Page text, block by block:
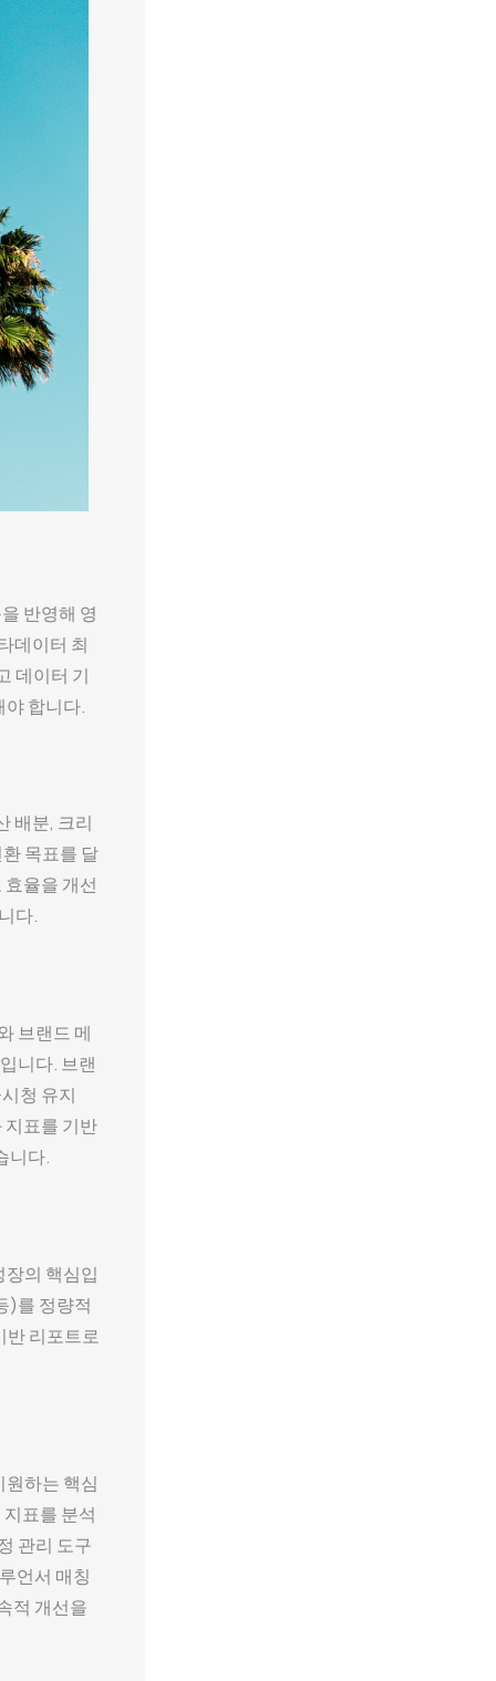
반영해 영
데이터 최
데이터 기
야 합니다.
배분, 크리
목표를 달
율을 개선
다.
브랜드 메
니다. 브랜
청 유지
지표를 기반
니다.
의 핵심입
)를 정량적
반 리포트로
하는 핵심
표를 분석
관리 도구
언서 매칭
적 개선을